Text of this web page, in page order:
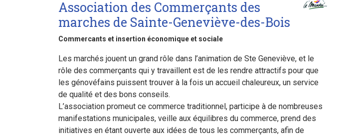
Association des Commerçants des
marches de Sainte-Geneviève-des-Bois
Commercants et insertion économique et sociale
Les marchés jouent un grand rôle dans l’animation de Ste Geneviève, et le
rôle des commerçants qui y travaillent est de les rendre attractifs pour que
les génovéfains puissent trouver à la fois un accueil chaleureux, un service
de qualité et des bons conseils.
L’association promeut ce commerce traditionnel, participe à de nombreuses
manifestations municipales, veille aux équilibres du commerce, prend des
initiatives en étant ouverte aux idées de tous les commerçants, afin de